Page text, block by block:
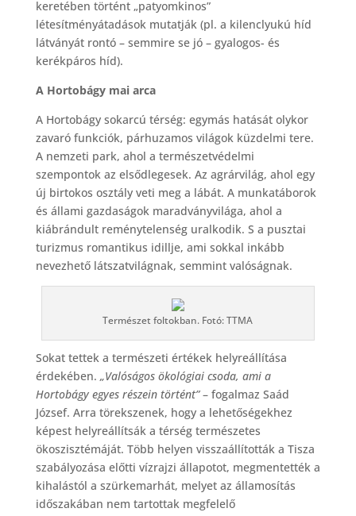
keretében történt „patyomkinos”
létesítményátadások mutatják (pl. a kilenclyukú híd
látványát rontó – semmire se jó – gyalogos- és
kerékpáros híd).
A Hortobágy mai arca
A Hortobágy sokarcú térség: egymás hatását olykor
zavaró funkciók, párhuzamos világok küzdelmi tere.
A nemzeti park, ahol a természetvédelmi
szempontok az elsődlegesek. Az agrárvilág, ahol egy
új birtokos osztály veti meg a lábát. A munkatáborok
és állami gazdaságok maradványvilága, ahol a
kiábrándult reménytelenség uralkodik. S a pusztai
turizmus romantikus idillje, ami sokkal inkább
nevezhető látszatvilágnak, semmint valóságnak.
Természet foltokban. Fotó: TTMA
Sokat tettek a természeti értékek helyreállítása
érdekében. „Valóságos ökológiai csoda, ami a
Hortobágy egyes részein történt”– fogalmaz Saád
József. Arra törekszenek, hogy a lehetőségekhez
képest helyreállítsák a térség természetes
ökoszisztémáját. Több helyen visszaállították a Tisza
szabályozása előtti vízrajzi állapotot, megmentették a
kihalástól a szürkemarhát, melyet az államosítás
időszakában nem tartottak megfelelő